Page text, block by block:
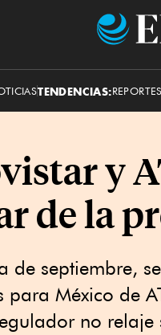
TENDENCIAS:
y
de la
de septiembre,
para México de
no